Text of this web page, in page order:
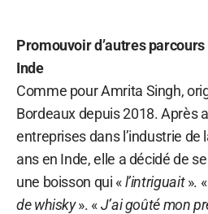
Promouvoir d’autres
Inde
Comme pour Amrita Singh,
Bordeaux depuis 2018. Après
entreprises dans l’industrie de
ans en Inde, elle a décidé de
une boisson qui «l’intriguait».
de whisky». «J’ai goûté mon